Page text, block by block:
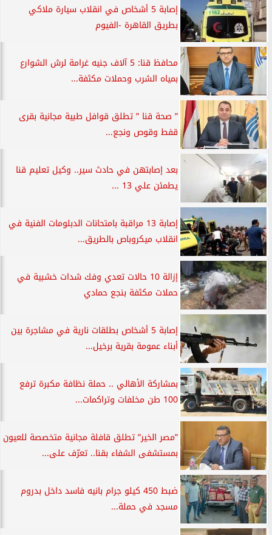
إصابة 5 أشخاص في انقلاب سيارة ملاكي
بطريق القاهرة -الفيوم
محافظ قنا: 5 آلاف جنيه غرامة لرش الشوارع
بمياه الشرب وحملات مكثفة...
” صحة قنا ” تطلق قوافل طبية مجانية بقرى
قفط وقوص ونجع...
بعد إصابتهن في حادث سير.. وكيل تعليم قنا
يطمئن علي 13 ...
إصابة 13 مراقبة بامتحانات الدبلومات الفنية في
انقلاب ميكروباص بالطريق...
إزالة 10 حالات تعدي وفك شدات خشبية في
حملات مكثفة بنجع حمادي
إصابة 5 أشخاص بطلقات نارية في مشاجرة بين
أبناء عمومة بقرية برخيل...
بمشاركة الأهالي .. حملة نظافة مكبرة ترفع
100 طن مخلفات وتراكمات...
”مصر الخير” تطلق قافلة مجانية متخصصة للعيون
بمستشفى الشفاء بقنا.. تعرّف على...
ضبط 450 كيلو جرام بانيه فاسد داخل بدروم
مسجد في حملة...